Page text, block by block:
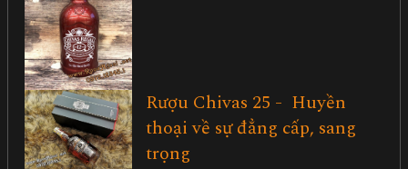
Rượu Chivas 25 - Huyền
thoại về sự đẳng cấp, sang
trọng